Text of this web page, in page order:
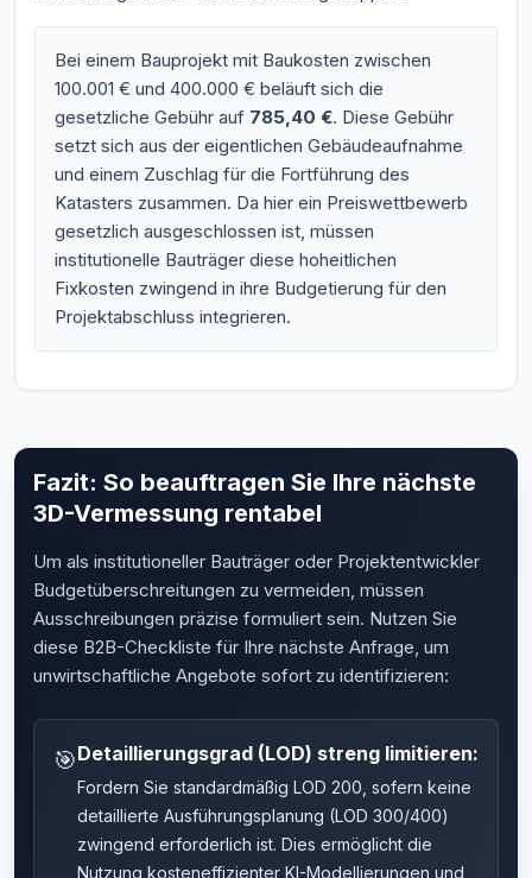
Bei einem Bauprojekt mit Baukosten zwischen
100.001 € und 400.000 € beläuft sich die
gesetzliche Gebühr auf 785,40 €. Diese Gebühr
setzt sich aus der eigentlichen Gebäudeaufnahme
und einem Zuschlag für die Fortführung des
Katasters zusammen. Da hier ein Preiswettbewerb
gesetzlich ausgeschlossen ist, müssen
institutionelle Bauträger diese hoheitlichen
Fixkosten zwingend in ihre Budgetierung für den
Projektabschluss integrieren.
Fazit: So beauftragen Sie Ihre nächste
3D-Vermessung rentabel
Um als institutioneller Bauträger oder Projektentwickler
Budgetüberschreitungen zu vermeiden, müssen
Ausschreibungen präzise formuliert sein. Nutzen Sie
diese B2B-Checkliste für Ihre nächste Anfrage, um
unwirtschaftliche Angebote sofort zu identifizieren:
🎯Detaillierungsgrad (LOD) streng limitieren:
Fordern Sie standardmäßig LOD 200, sofern keine
detaillierte Ausführungsplanung (LOD 300/400)
zwingend erforderlich ist. Dies ermöglicht die
Nutzung kosteneffizienter KI-Modellierungen und